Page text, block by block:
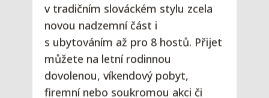
v tradičním slováckém stylu zcela
novou nadzemní část i
s ubytováním až pro 8 hostů. Přijet
můžete na letní rodinnou
dovolenou, víkendový pobyt,
firemní nebo soukromou akci či